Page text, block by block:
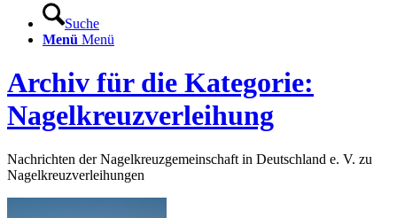
Suche
Menü Menü
Archiv für die Kategorie:
Nagelkreuzverleihung
Nachrichten der Nagelkreuzgemeinschaft in Deutschland e. V. zu
Nagelkreuzverleihungen